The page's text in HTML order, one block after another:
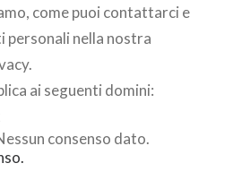
come puoi contattarci e
nella nostra
ai seguenti domini:
consenso dato.